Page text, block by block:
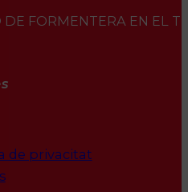
FORMENTERA EN EL
de privacitat